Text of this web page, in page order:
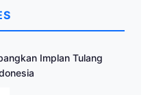
Implan Tulang